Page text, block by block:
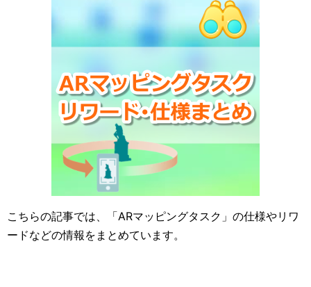
こちらの記事では、「ARマッピングタスク」の仕様やリワ
ードなどの情報をまとめています。